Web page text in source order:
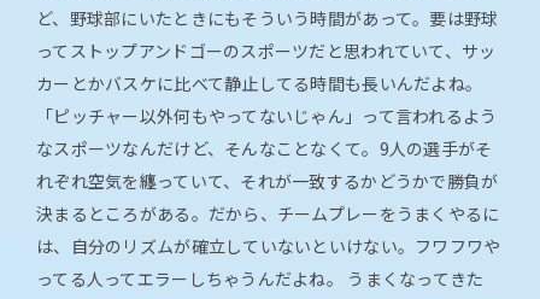
ど、野球部にいたときにもそういう時間があって。要は野球
ってストップアンドゴーのスポーツだと思われていて、サッ
カーとかバスケに比べて静止してる時間も長いんだよね。
「ピッチャー以外何もやってないじゃん」って言われるよう
なスポーツなんだけど、そんなことなくて。9人の選手がそ
れぞれ空気を纏っていて、それが一致するかどうかで勝負が
決まるところがある。だから、チームプレーをうまくやるに
は、自分のリズムが確立していないといけない。フワフワや
ってる人ってエラーしちゃうんだよね。 うまくなってきた